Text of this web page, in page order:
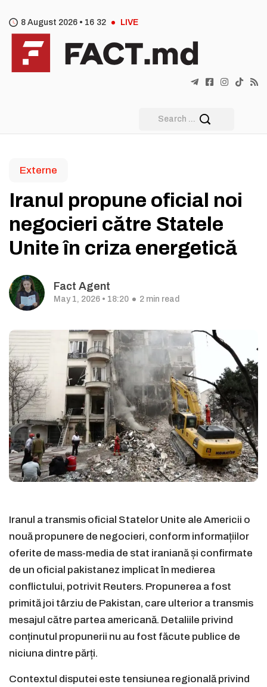
8 August 2026 • 16 32 LIVE
Externe
Iranul propune oficial noi
negocieri către Statele
Unite în criza energetică
Fact Agent
May 1, 2026 • 18:20 2 min read
Iranul a transmis oficial Statelor Unite ale Americii o
nouă propunere de negocieri, conform informațiilor
oferite de mass-media de stat iraniană și confirmate
de un oficial pakistanez implicat în medierea
conflictului, potrivit Reuters. Propunerea a fost
primită joi târziu de Pakistan, care ulterior a transmis
mesajul către partea americană. Detaliile privind
conținutul propunerii nu au fost făcute publice de
niciuna dintre părți.
Contextul disputei este tensiunea regională privind